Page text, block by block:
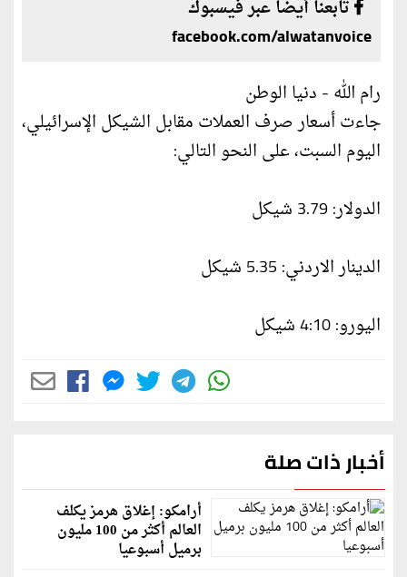
تابعنا أيضا عبر فيسبوك
facebook.com/alwatanvoice
رام الله - دنيا الوطن
جاءت أسعار صرف العملات مقابل الشيكل الإسرائيلي،
اليوم السبت، على النحو التالي:
الدولار: 3.79 شيكل
الدينار الاردني: 5.35 شيكل
اليورو: 4:10 شيكل
أخبار ذات صلة
أرامكو: إغلاق هرمز يكلف
العالم أكثر من 100 مليون
برميل أسبوعيا